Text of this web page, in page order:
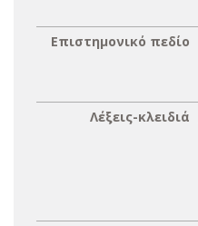
Επιστημονικό πεδίο
Λέξεις-κλειδιά